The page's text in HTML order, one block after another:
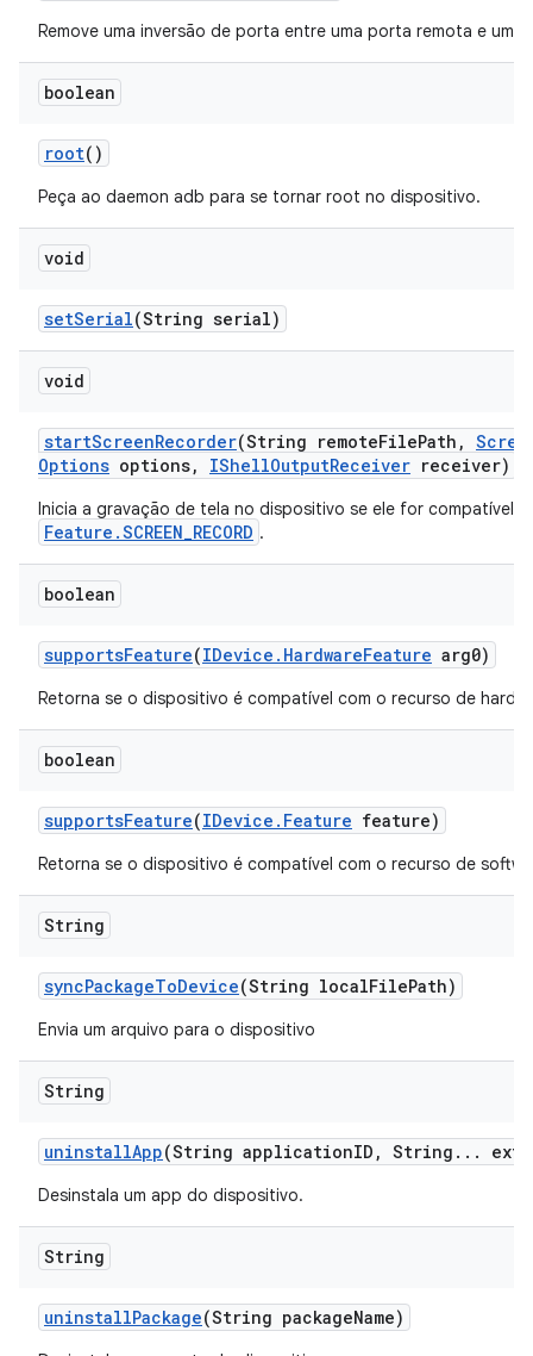
Remove uma inversão de porta entre uma porta remota e uma
boolean
root()
Peça ao daemon adb para se tornar root no dispositivo.
void
setSerial(String serial)
void
startScreenRecorder(String remoteFilePath ,
Options options, IShellOutputReceiver receiver)
Inicia a gravação de tela no dispositivo se ele for compatível
Feature.SCREEN_RECORD .
boolean
supportsFeature(IDevice . HardwareFeature arg0)
Retorna se o dispositivo é compatível com o recurso de
boolean
supportsFeature(IDevice . Feature feature)
Retorna se o dispositivo é compatível com o recurso de
String
syncPackageToDevice(String localFilePath)
Envia um arquivo para o dispositivo
String
uninstallApp(String applicationID , String . . .
Desinstala um app do dispositivo.
String
uninstallPackage(String packageName)